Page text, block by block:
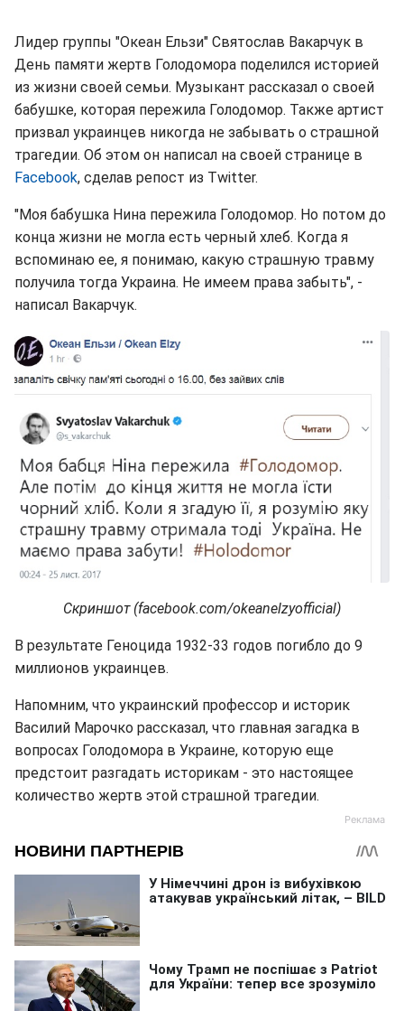
Лидер группы "Океан Ельзи" Святослав Вакарчук в
День памяти жертв Голодомора поделился историей
из жизни своей семьи. Музыкант рассказал о своей
бабушке, которая пережила Голодомор. Также артист
призвал украинцев никогда не забывать о страшной
трагедии. Об этом он написал на своей странице в
Facebook, сделав репост из Twitter.
"Моя бабушка Нина пережила Голодомор. Но потом до
конца жизни не могла есть черный хлеб. Когда я
вспоминаю ее, я понимаю, какую страшную травму
получила тогда Украина. Не имеем права забыть", -
написал Вакарчук.
Скриншот (facebook.com/okeanelzyofficial)
В результате Геноцида 1932-33 годов погибло до 9
миллионов украинцев.
Напомним, что украинский профессор и историк
Василий Марочко рассказал, что главная загадка в
вопросах Голодомора в Украине, которую еще
предстоит разгадать историкам - это настоящее
количество жертв этой страшной трагедии.